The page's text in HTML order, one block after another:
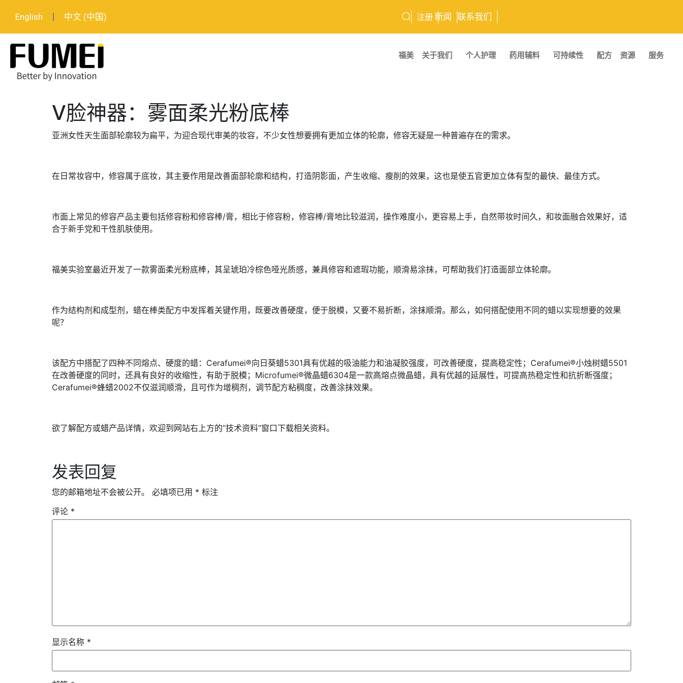
English 中文 (中国) 注册新闻 联系我们
福美 关于我们 个人护理 药用辅料 可持续性 配方 资源 服务
V脸神器：雾面柔光粉底棒
亚洲女性天生面部轮廓较为扁平，为迎合现代审美的妆容，不少女性想要拥有更加立体的轮廓，修容无疑是一种普遍存在的需求。
在日常妆容中，修容属于底妆，其主要作用是改善面部轮廓和结构，打造阴影面，产生收缩、瘦削的效果，这也是使五官更加立体有型的最快、最佳方式。
市面上常见的修容产品主要包括修容粉和修容棒/膏，相比于修容粉，修容棒/膏地比较滋润，操作难度小，更容易上手，自然带妆时间久，和妆面融合效果好，适
合于新手党和干性肌肤使用。
福美实验室最近开发了一款雾面柔光粉底棒，其呈琥珀冷棕色哑光质感，兼具修容和遮瑕功能，顺滑易涂抹，可帮助我们打造面部立体轮廓。
作为结构剂和成型剂，蜡在棒类配方中发挥着关键作用，既要改善硬度，便于脱模，又要不易折断，涂抹顺滑。那么，如何搭配使用不同的蜡以实现想要的效果
呢？
该配方中搭配了四种不同熔点、硬度的蜡：Cerafumei®向日葵蜡5301具有优越的吸油能力和油凝胶强度，可改善硬度，提高稳定性；Cerafumei®小烛树蜡5501
在改善硬度的同时，还具有良好的收缩性，有助于脱模；Microfumei®微晶蜡6304是一款高熔点微晶蜡，具有优越的延展性，可提高热稳定性和抗折断强度；
Cerafumei®蜂蜡2002不仅滋润顺滑，且可作为增稠剂，调节配方粘稠度，改善涂抹效果。
欲了解配方或蜡产品详情，欢迎到网站右上方的“技术资料”窗口下载相关资料。
发表回复
您的邮箱地址不会被公开。 必填项已用 * 标注
评论 *
显示名称 *